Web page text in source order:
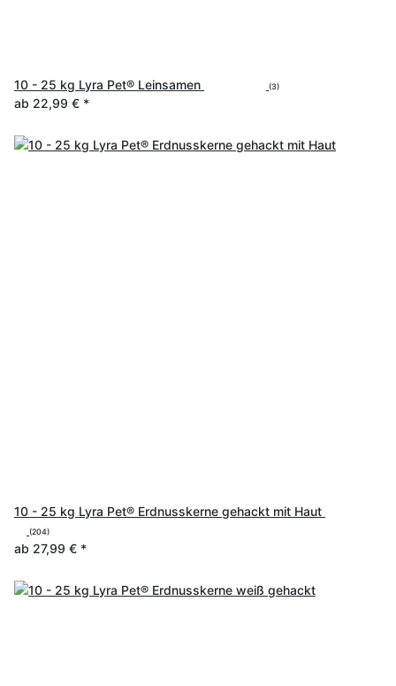
10 - 25 kg Lyra Pet® Leinsamen (3)
ab 22,99 € *
10 - 25 kg Lyra Pet® Erdnusskerne gehackt mit Haut
(204)
ab 27,99 € *